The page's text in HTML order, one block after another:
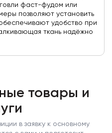
фаст-фудом или
позволяют установить
удобство при
ткань надёжно
товары и
в заявку к основному